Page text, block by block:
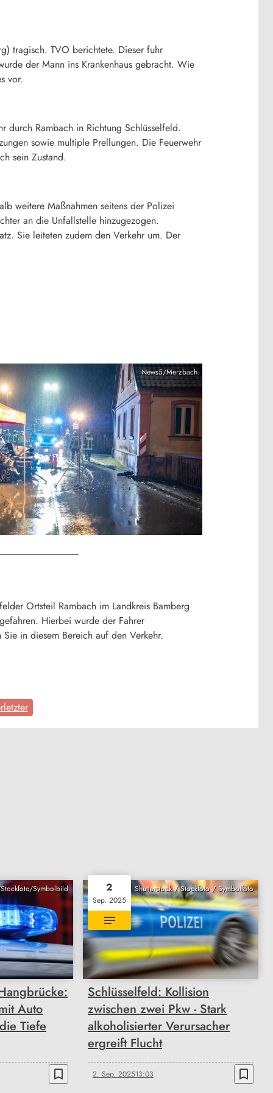
tragisch. TVO berichtete. Dieser fuhr
der Mann ins Krankenhaus gebracht. Wie
vor.
Rambach in Richtung Schlüsselfeld.
sowie multiple Prellungen. Die Feuerwehr
sein Zustand.
weitere Maßnahmen seitens der Polizei
an die Unfallstelle hinzugezogen.
Sie leiteten zudem den Verkehr um. Der
News5/Merzbach
Ortsteil Rambach im Landkreis Bamberg
Hierbei wurde der Fahrer
in diesem Bereich auf den Verkehr.
Symbolbild
Auto
Tiefe
bookmark_border
Shutterstock / Stockfoto / Symbolfoto
2
Sep. 2025
Schlüsselfeld: Kollision
zwischen zwei Pkw - Stark
alkoholisierter Verursacher
ergreift Flucht
2. Sep. 202513:03 bookmark_border